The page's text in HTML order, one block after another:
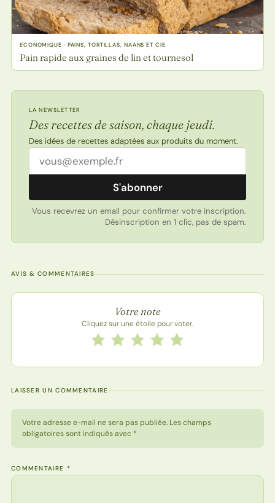
ECONOMIQUE · PAINS, TORTILLAS, NAANS ET CIE
Pain rapide aux graines de lin et tournesol
LA NEWSLETTER
Des recettes de saison, chaque jeudi.
Des idées de recettes adaptées aux produits du moment.
Adresse email
S'abonner
Vous recevrez un email pour confirmer votre inscription.
Désinscription en 1 clic, pas de spam.
AVIS & COMMENTAIRES
Note de la recette
Votre note
Cliquez sur une étoile pour voter.
Notez cette recette de 1 à 5 étoiles
5 étoiles
4 étoiles
3 étoiles
2 étoiles
1 étoile
LAISSER UN COMMENTAIRE
Votre adresse e-mail ne sera pas publiée. Les champs
obligatoires sont indiqués avec *
COMMENTAIRE *